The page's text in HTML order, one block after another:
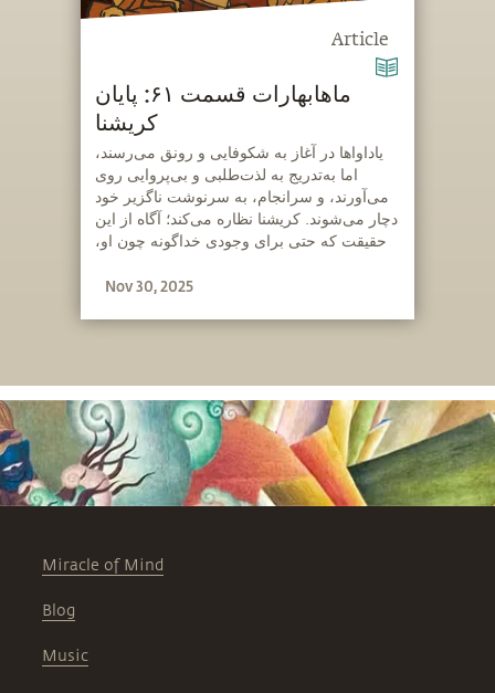
Article
ماهابهارات قسمت ۶۱: پایان
کریشنا
‫یاداواها در آغاز به شکوفایی و رونق می‌رسند،
اما به‌تدریج به لذت‌طلبی و بی‌پروایی روی
می‌آورند، و سرانجام، به سرنوشت ناگزیر خود
دچار می‌شوند. کریشنا نظاره می‌کند؛ آگاه از این
حقیقت که حتی برای وجودی خداگونه چون او،
Nov 30, 2025
Miracle of Mind
Blog
Music